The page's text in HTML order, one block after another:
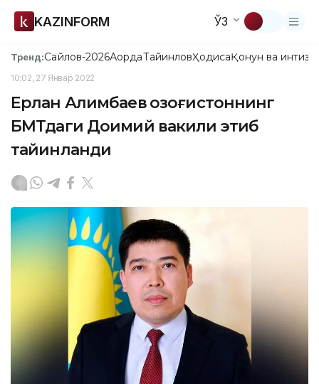
KAZINFORM ЎЗ
Тренд:Сайлов-2026АқордаТайинловҲодисаҚонун ва
10:02, 27 Январ 2022
Ерлан Алимбаев Қозоғистоннинг
БМТдаги Доимий вакили этиб
тайинланди